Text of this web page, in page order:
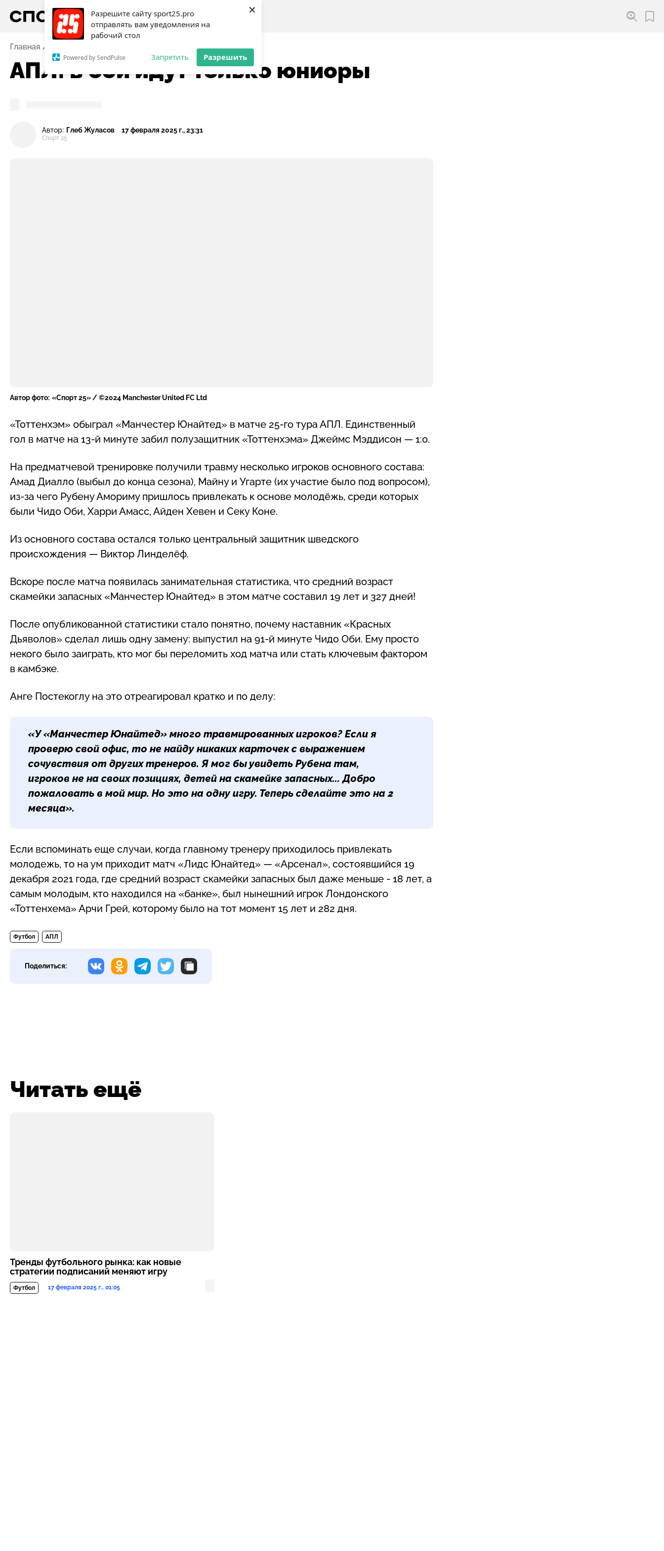
Разрешите сайту sport25.pro
отправлять вам уведомления на
рабочий стол
Powered by SendPulse Запретить Разрешить
×
Главная АПЛ: в бой идут только юниоры
АПЛ: в бой идут только юниоры
Автор: Глеб Жуласов
Спорт 25
17 февраля 2025 г., 23:31
Автор фото: «Спорт 25» / ©2024 Manchester United FC Ltd
«Тоттенхэм» обыграл «Манчестер Юнайтед» в матче 25-го тура АПЛ. Единственный
гол в матче на 13-й минуте забил полузащитник «Тоттенхэма» Джеймс Мэддисон — 1:0.
На предматчевой тренировке получили травму несколько игроков основного состава:
Амад Диалло (выбыл до конца сезона), Майну и Угарте (их участие было под вопросом),
из-за чего Рубену Амориму пришлось привлекать к основе молодёжь, среди которых
были Чидо Оби, Харри Амасс, Айден Хевен и Секу Коне.
Из основного состава остался только центральный защитник шведского
происхождения — Виктор Линделёф.
Вскоре после матча появилась занимательная статистика, что средний возраст
скамейки запасных «Манчестер Юнайтед» в этом матче составил 19 лет и 327 дней!
После опубликованной статистики стало понятно, почему наставник «Красных
Дьяволов» сделал лишь одну замену: выпустил на 91-й минуте Чидо Оби. Ему просто
некого было заиграть, кто мог бы переломить ход матча или стать ключевым фактором
в камбэке.
Анге Постекоглу на это отреагировал кратко и по делу:
«У «Манчестер Юнайтед» много травмированных игроков? Если я
проверю свой офис, то не найду никаких карточек с выражением
сочувствия от других тренеров. Я мог бы увидеть Рубена там,
игроков не на своих позициях, детей на скамейке запасных... Добро
пожаловать в мой мир. Но это на одну игру. Теперь сделайте это на 2
месяца».
Если вспоминать еще случаи, когда главному тренеру приходилось привлекать
молодежь, то на ум приходит матч «Лидс Юнайтед» — «Арсенал», состоявшийся 19
декабря 2021 года, где средний возраст скамейки запасных был даже меньше - 18 лет, а
самым молодым, кто находился на «банке», был нынешний игрок Лондонского
«Тоттенхема» Арчи Грей, которому было на тот момент 15 лет и 282 дня.
Футбол АПЛ
Поделиться:
Читать ещё
Тренды футбольного рынка: как новые
стратегии подписаний меняют игру
Футбол 17 февраля 2025 г., 01:05